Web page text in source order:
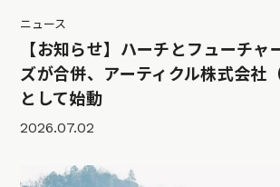
ニュース
【お知らせ】ハーチとフューチャ
ズが合併、アーティクル株式会社
として始動
2026.07.02